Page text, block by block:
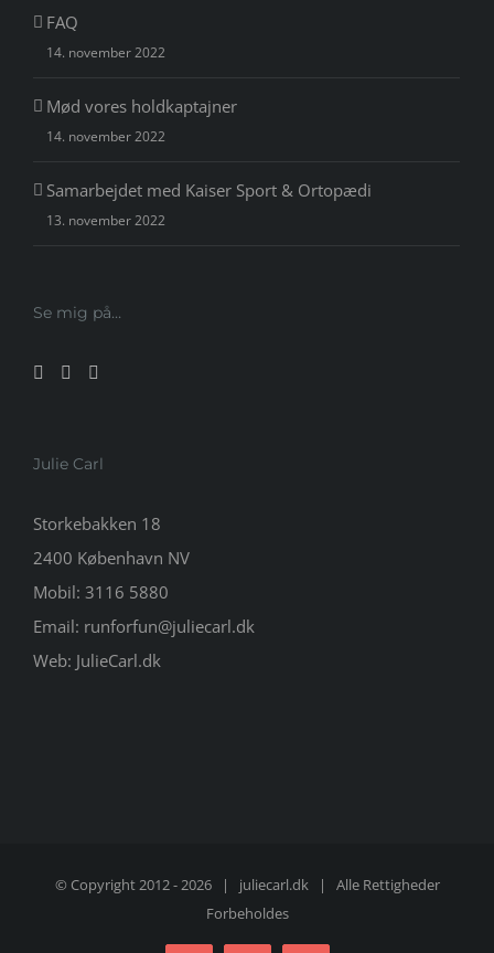
FAQ
14. november 2022
Mød vores holdkaptajner
14. november 2022
Samarbejdet med Kaiser Sport & Ortopædi
13. november 2022
Se mig på…
Julie Carl
Storkebakken 18
2400 København NV
Mobil: 3116 5880
Email: runforfun@juliecarl.dk
Web: JulieCarl.dk
© Copyright 2012 -2026 | juliecarl.dk| Alle Rettigheder
Forbeholdes